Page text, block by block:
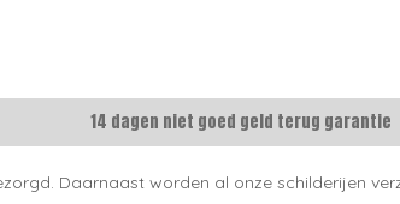
14 dagen niet goed geld terug garantie
Daarnaast worden al onze schilderijen